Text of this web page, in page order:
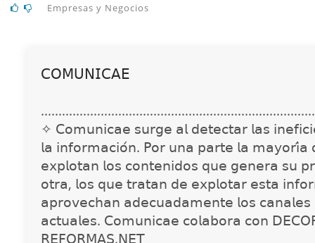
Empresas y Negocios
𝖢𝖮𝖬𝖴𝖭𝖨𝖢𝖠𝖤
✧ 𝖢𝗈𝗆𝗎𝗇𝗂𝖼𝖺𝖾 𝗌𝗎𝗋𝗀𝖾 𝖺𝗅 𝖽𝖾𝗍𝖾𝖼𝗍𝖺𝗋 𝗅𝖺𝗌
𝗅𝖺 𝗂𝗇𝖿𝗈𝗋𝗆𝖺𝖼𝗂𝗈́𝗇. 𝖯𝗈𝗋 𝗎𝗇𝖺 𝗉𝖺𝗋𝗍𝖾 𝗅𝖺
𝖾𝗑𝗉𝗅𝗈𝗍𝖺𝗇 𝗅𝗈𝗌 𝖼𝗈𝗇𝗍𝖾𝗇𝗂𝖽𝗈𝗌 𝗊𝗎𝖾 𝗀𝖾𝗇𝖾𝗋𝖺 𝗌𝗎
𝗈𝗍𝗋𝖺, 𝗅𝗈𝗌 𝗊𝗎𝖾 𝗍𝗋𝖺𝗍𝖺𝗇 𝖽𝖾 𝖾𝗑𝗉𝗅𝗈𝗍𝖺𝗋 𝖾𝗌𝗍𝖺
𝖺𝗉𝗋𝗈𝗏𝖾𝖼𝗁𝖺𝗇 𝖺𝖽𝖾𝖼𝗎𝖺𝖽𝖺𝗆𝖾𝗇𝗍𝖾 𝗅𝗈𝗌
𝖺𝖼𝗍𝗎𝖺𝗅𝖾𝗌. 𝖢𝗈𝗆𝗎𝗇𝗂𝖼𝖺𝖾 𝖼𝗈𝗅𝖺𝖻𝗈𝗋𝖺 𝖼𝗈𝗇
𝖱𝖤𝖥𝖮𝖱𝖬𝖠𝖲.𝖭𝖤𝖳